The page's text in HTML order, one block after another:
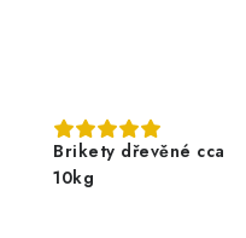
Brikety dřevěné cca
10kg